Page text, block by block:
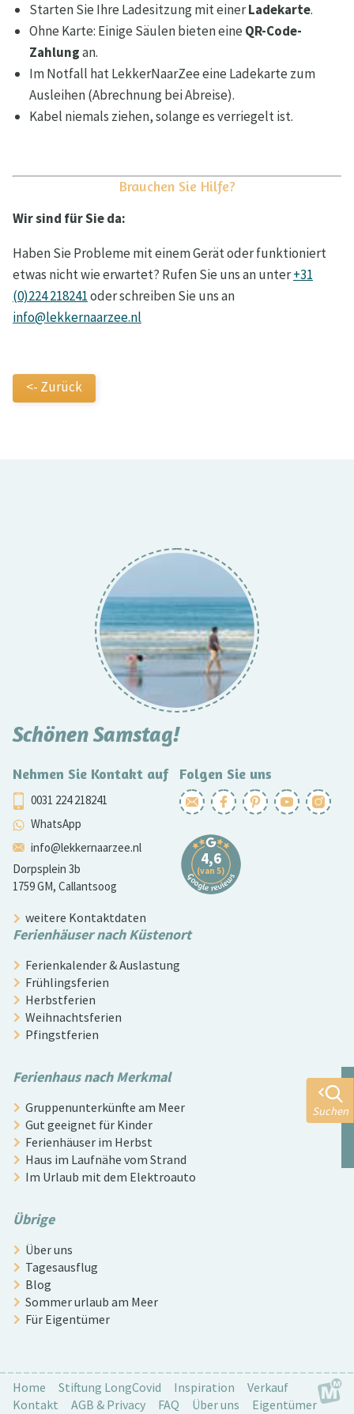
Starten Sie Ihre Ladesitzung mit einerLadekarte.
Ohne Karte: Einige Säulen bieten eine QR-Code-
Zahlungan.
Im Notfall hat LekkerNaarZee eine Ladekarte zum
Ausleihen (Abrechnung bei Abreise).
Kabel niemals ziehen, solange es verriegelt ist.
Brauchen Sie Hilfe?
Wir sind für Sie da:
Haben Sie Probleme mit einem Gerät oder funktioniert
etwas nicht wie erwartet? Rufen Sie uns an unter+31
(0)224 218241oder schreiben Sie uns an
info@lekkernaarzee.nl
<- Zurück
Schönen Samstag!
Nehmen Sie Kontakt auf
0031 224 218241
WhatsApp
info@lekkernaarzee.nl
Dorpsplein 3b
1759 GM, Callantsoog
Folgen Sie uns
weitere Kontaktdaten
Ferienhäuser nach Küstenort
Ferienkalender & Auslastung
Frühlingsferien
Herbstferien
Weihnachtsferien
Pfingstferien
Ferienhaus nach Merkmal
Gruppenunterkünfte am Meer
Gut geeignet für Kinder
Ferienhäuser im Herbst
Haus im Laufnähe vom Strand
Im Urlaub mit dem Elektroauto
Übrige
Über uns
Tagesausflug
Blog
Sommer urlaub am Meer
Für Eigentümer
Home Stiftung LongCovid Inspiration
Verkauf
Kontakt
AGB & Privacy FAQ Über uns Eigentümer
Suchen